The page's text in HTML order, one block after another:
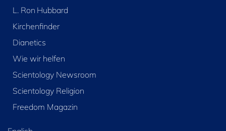
L. Ron Hubbard
Kirchenfinder
Dianetics
Wie wir helfen
Scientology Newsroom
Scientology Religion
Freedom Magazin